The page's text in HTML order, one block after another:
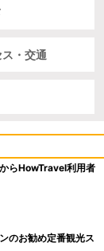
・交通
らHowTravel利用者
のお勧め定番観光ス